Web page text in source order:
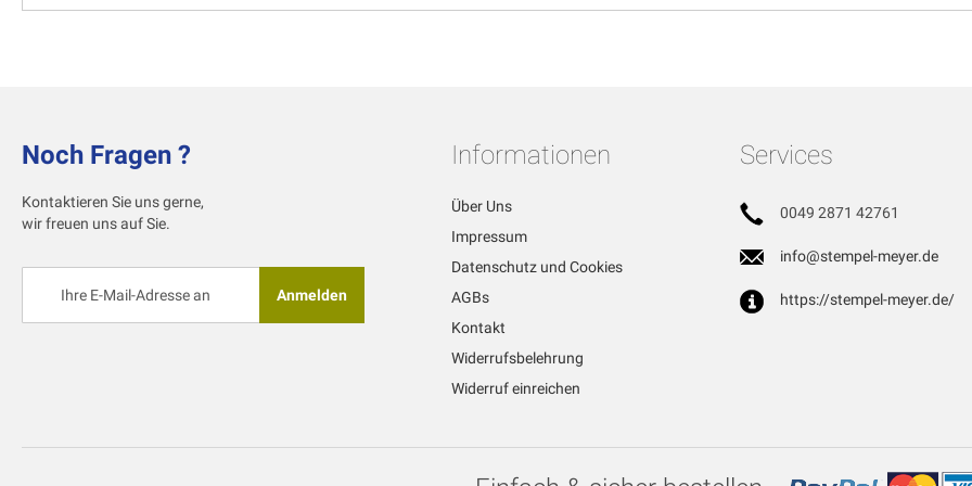
Noch Fragen ?
Kontaktieren Sie uns gerne,
wir freuen uns auf Sie.
sich
Anmelden
Informationen
Über Uns
Impressum
Datenschutz und Cookies
AGBs
Kontakt
Widerrufsbelehrung
Widerruf einreichen
Services
0049 2871 42761
info@stempel-meyer.de
https://stempel-meyer.de/